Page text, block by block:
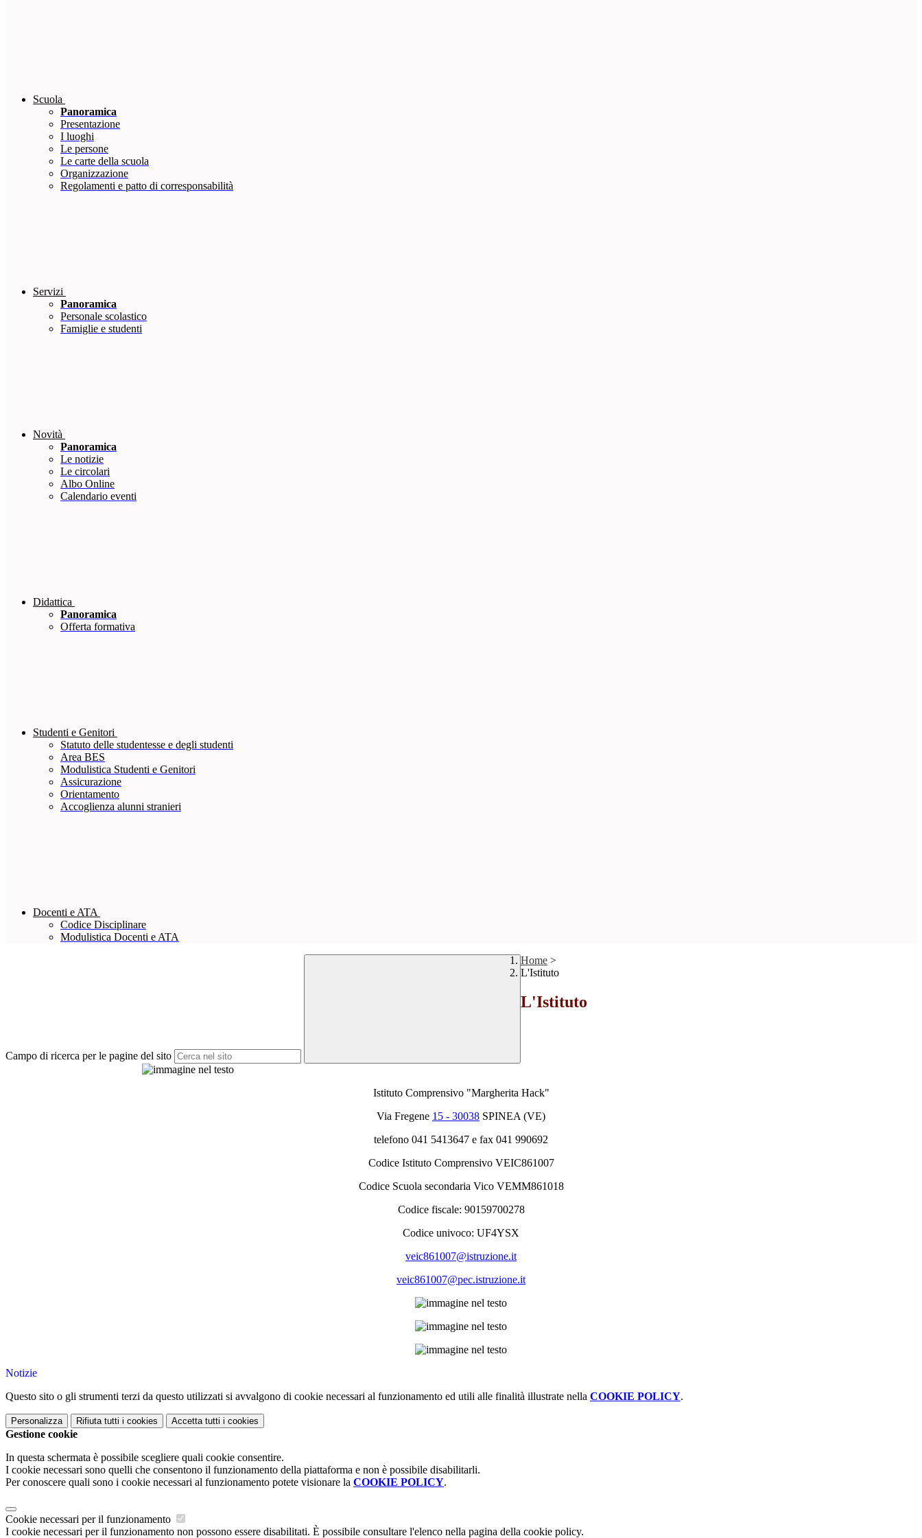
Scuola
Panoramica
Presentazione
I luoghi
Le persone
Le carte della scuola
Organizzazione
Regolamenti e patto di corresponsabilità
Servizi
Panoramica
Personale scolastico
Famiglie e studenti
Novità
Panoramica
Le notizie
Le circolari
Albo Online
Calendario eventi
Didattica
Panoramica
Offerta formativa
Studenti e Genitori
Statuto delle studentesse e degli studenti
Area BES
Modulistica Studenti e Genitori
Assicurazione
Orientamento
Accoglienza alunni stranieri
Docenti e ATA
Codice Disciplinare
Modulistica Docenti e ATA
Campo di ricerca per le pagine del sito
Home >
L'Istituto
L'Istituto
Istituto Comprensivo "Margherita Hack"
Via Fregene 15 - 30038 SPINEA (VE)
telefono 041 5413647 e fax 041 990692
Codice Istituto Comprensivo VEIC861007
Codice Scuola secondaria Vico VEMM861018
Codice fiscale: 90159700278
Codice univoco: UF4YSX
veic861007@istruzione.it
veic861007@pec.istruzione.it
Notizie
Questo sito o gli strumenti terzi da questo utilizzati si avvalgono di cookie necessari al funzionamento ed utili alle finalità illustrate nella COOKIE POLICY.
Personalizza Rifiuta tutti i cookies Accetta tutti i cookies
Gestione cookie
In questa schermata è possibile scegliere quali cookie consentire.
I cookie necessari sono quelli che consentono il funzionamento della piattaforma e non è possibile disabilitarli.
Per conoscere quali sono i cookie necessari al funzionamento potete visionare la COOKIE POLICY.
Cookie necessari per il funzionamento
I cookie necessari per il funzionamento non possono essere disabilitati. È possibile consultare l'elenco nella pagina della cookie policy.